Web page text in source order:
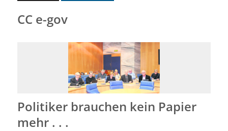
CC e-gov
Politiker brauchen kein Papier
mehr . . .